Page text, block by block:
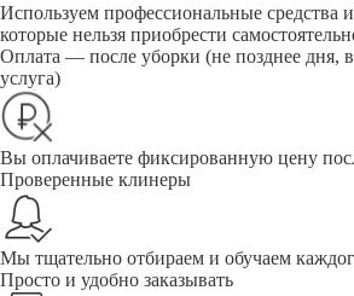
Используем профессиональные средства
которые нельзя приобрести
Оплата — после уборки (не позднее дня,
услуга)
Вы оплачиваете фиксированную цену
Проверенные клинеры
Мы тщательно отбираем и обучаем
Просто и удобно заказывать